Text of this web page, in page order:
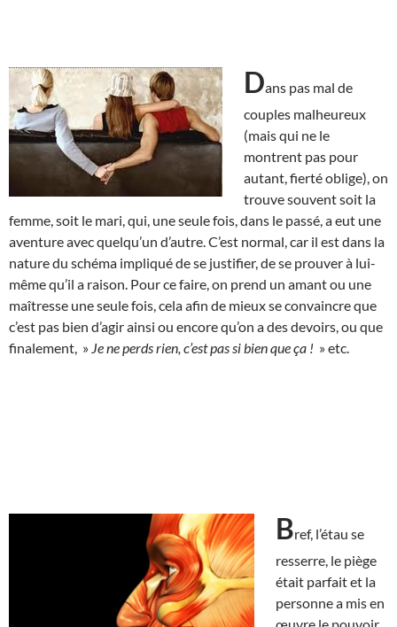
Dans pas mal de
couples malheureux
(mais qui ne le
montrent pas pour
autant, fierté oblige), on
trouve souvent soit la
femme, soit le mari, qui, une seule fois, dans le passé, a eut une
aventure avec quelqu’un d’autre. C’est normal, car il est dans la
nature du schéma impliqué de se justifier, de se prouver à lui-
même qu’il a raison. Pour ce faire, on prend un amant ou une
maîtresse une seule fois, cela afin de mieux se convaincre que
c’est pas bien d’agir ainsi ou encore qu’on a des devoirs, ou que
finalement, » Je ne perds rien, c’est pas si bien que ça ! » etc.
Bref, l’étau se
resserre, le piège
était parfait et la
personne a mis en
œuvre le pouvoir